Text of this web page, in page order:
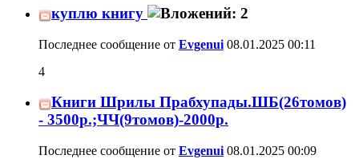
куплю книгу
Последнее сообщение от Evgenui 08.01.2025 00:11
4
Книги Шрилы Прабхупады.ШБ(26томов)
- 3500р.;ЧЧ(9томов)-2000р.
Последнее сообщение от Evgenui 08.01.2025 00:09